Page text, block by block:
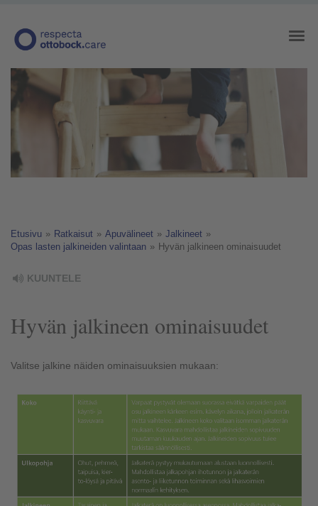
Etusivu » Ratkaisut » Apuvälineet » Jalkineet »
Opas lasten jalkineiden valintaan » Hyvän jalkineen ominaisuudet
KUUNTELE
Hyvän jalkineen ominaisuudet
Valitse jalkine näiden ominaisuuksien mukaan: